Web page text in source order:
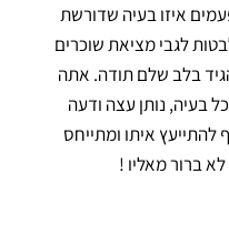
איזו בעיה שדורשת
לגבי מציאת שוכרים
בלב שלם תודה. אתה
בעיה, נותן עצה ודעה
להתייעץ איתו ומתייחס
ברור מאליו !